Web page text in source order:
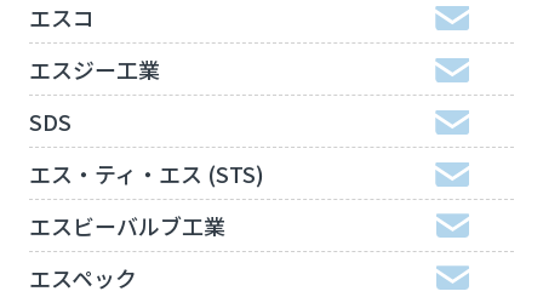
エスコ
エスジー工業
SDS
エス・ティ・エス (STS)
エスビーバルブ工業
エスペック